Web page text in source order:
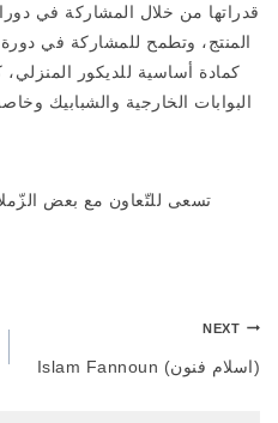
قدراتها من خلال المشاركة في
المنتج، وتطمح للمشاركة في
كمادة أساسية للديكور
البوابات الخارجية والشبابيك
تسعى للتّعاون مع بعض
NEXT
Islam Fannoun (اسلام فنون)